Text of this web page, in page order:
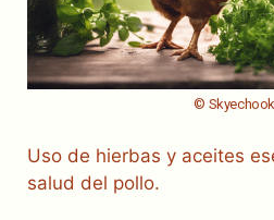
©
Uso de hierbas y aceites
salud del pollo.